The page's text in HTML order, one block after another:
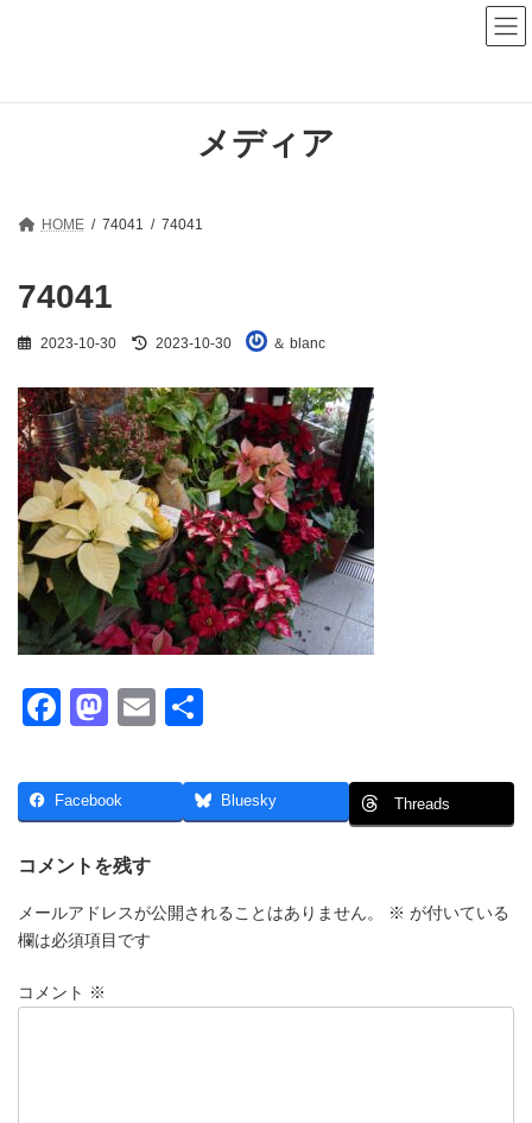
メディア
HOME 74041 74041
74041
2023-10-30
最
新
日
時
:
2023-10-30 ＆ blanc
F
c
e
b
o
o
M
st
o
d
o
n
E
ail
Facebook Bluesky Threads
コメントを残す
メールアドレスが公開されることはありません。 ※ が付いている
欄は必須項目です
コメント ※